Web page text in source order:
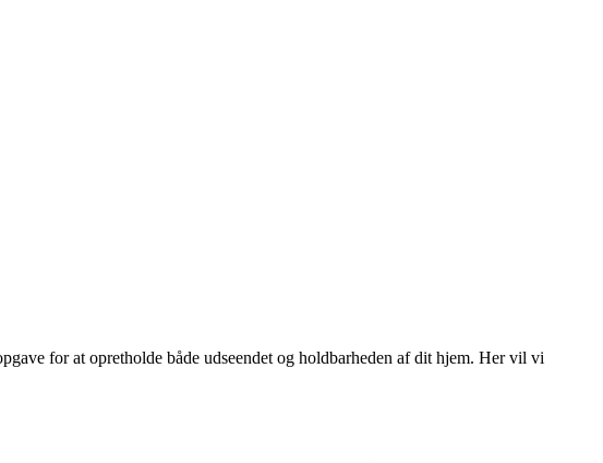
for at opretholde både udseendet og holdbarheden af dit hjem. Her vil vi